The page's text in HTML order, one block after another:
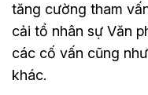
tăng cường tham
cải tổ nhân sự Văn
các cố vấn cũng
khác.